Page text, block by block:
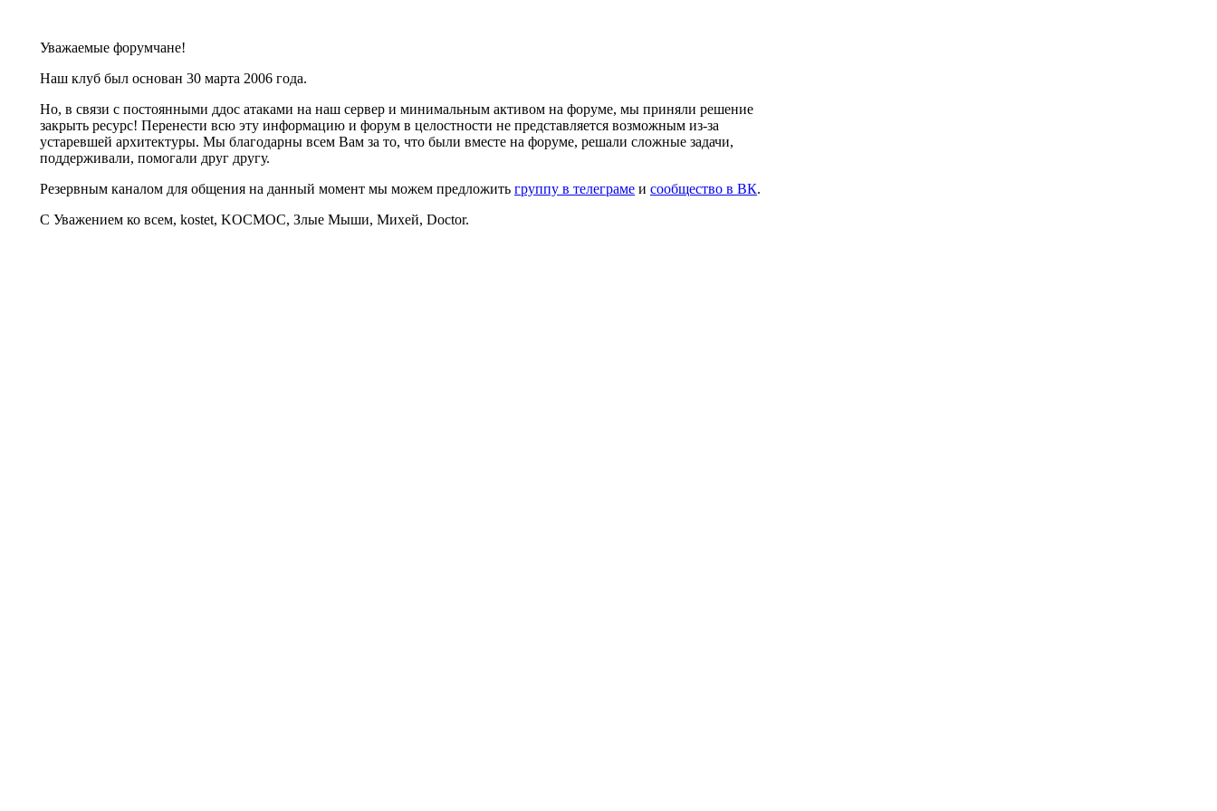
Уважаемые форумчане!
Наш клуб был основан 30 марта 2006 года.
Но, в связи с постоянными ддос атаками на наш сервер и минимальным активом на форуме, мы приняли решение
закрыть ресурс! Перенести всю эту информацию и форум в целостности не представляется возможным из-за
устаревшей архитектуры. Мы благодарны всем Вам за то, что были вместе на форуме, решали сложные задачи,
поддерживали, помогали друг другу.
Резервным каналом для общения на данный момент мы можем предложить группу в телеграме и сообщество в ВК.
С Уважением ко всем, kostet, KOCMOC, Злые Мыши, Михей, Doctor.